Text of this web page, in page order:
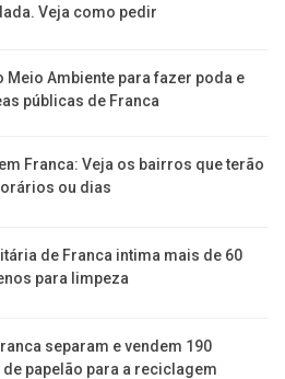
Veja como pedir
Meio Ambiente para fazer poda e
públicas de Franca
Franca: Veja os bairros que terão
ou dias
de Franca intima mais de 60
para limpeza
separam e vendem 190
papelão para a reciclagem